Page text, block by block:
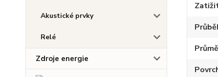
Akustické prvky
Relé
Zdroje energie